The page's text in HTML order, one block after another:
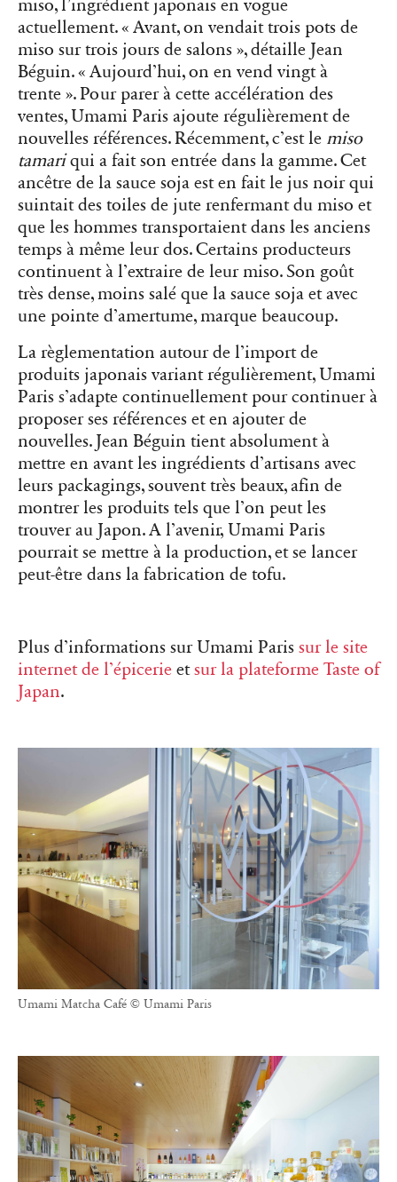
miso, l’ingrédient japonais en vogue
actuellement. « Avant, on vendait trois pots de
miso sur trois jours de salons », détaille Jean
Béguin. « Aujourd’hui, on en vend vingt à
trente ». Pour parer à cette accélération des
ventes, Umami Paris ajoute régulièrement de
nouvelles références. Récemment, c’est le miso
tamariqui a fait son entrée dans la gamme. Cet
ancêtre de la sauce soja est en fait le jus noir qui
suintait des toiles de jute renfermant du miso et
que les hommes transportaient dans les anciens
temps à même leur dos. Certains producteurs
continuent à l’extraire de leur miso. Son goût
très dense, moins salé que la sauce soja et avec
une pointe d’amertume, marque beaucoup.
La règlementation autour de l’import de
produits japonais variant régulièrement, Umami
Paris s’adapte continuellement pour continuer à
proposer ses références et en ajouter de
nouvelles. Jean Béguin tient absolument à
mettre en avant les ingrédients d’artisans avec
leurs packagings, souvent très beaux, afin de
montrer les produits tels que l’on peut les
trouver au Japon. A l’avenir, Umami Paris
pourrait se mettre à la production, et se lancer
peut-être dans la fabrication de tofu.
Plus d’informations sur Umami Paris sur le site
internet de l’épicerie etsur la plateforme Taste of
Japan.
Umami Matcha Café © Umami Paris